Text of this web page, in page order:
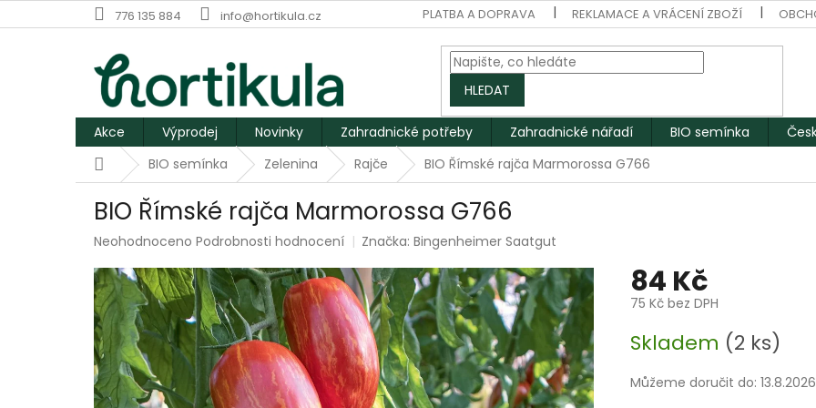
na
776 135 884 info@hortikula.cz PLATBA A DOPRAVA REKLAMACE A VRÁCENÍ ZBOŽÍ
HLEDAT
Akce Výprodej Novinky Zahradnické potřeby Zahradnické nářadí BIO semínka
DomůBIO semínka Zelenina Rajče BIO Římské rajča Marmorossa G766
BIO Římské rajča Marmorossa G766
Průměrné
produktu
je
0,0
z
5
hvězdiček.
Neohodnoceno Podrobnosti hodnocení Značka:Bingenheimer Saatgut
84 Kč
75 Kč bez DPH
cena:
Skladem (2 ks)
Můžeme doručit do: 13.8.2026